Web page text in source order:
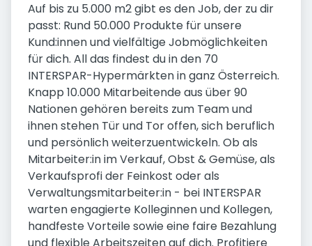
Auf bis zu 5.000 m2 gibt es den Job, der zu dir
passt: Rund 50.000 Produkte für unsere
Kund:innen und vielfältige Jobmöglichkeiten
für dich. All das findest du in den 70
INTERSPAR-Hypermärkten in ganz Österreich.
Knapp 10.000 Mitarbeitende aus über 90
Nationen gehören bereits zum Team und
ihnen stehen Tür und Tor offen, sich beruflich
und persönlich weiterzuentwickeln. Ob als
Mitarbeiter:in im Verkauf, Obst & Gemüse, als
Verkaufsprofi der Feinkost oder als
Verwaltungsmitarbeiter:in - bei INTERSPAR
warten engagierte Kolleginnen und Kollegen,
handfeste Vorteile sowie eine faire Bezahlung